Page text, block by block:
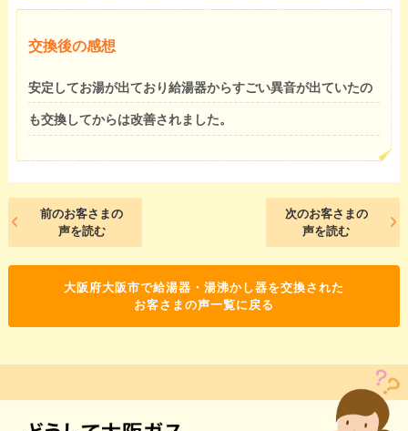
交換後の感想
安定してお湯が出ており給湯器からすごい異音が出ていたの
も交換してからは改善されました。
前のお客さまの
声を読む
次のお客さまの
声を読む
大阪府大阪市で給湯器・湯沸かし器を交換された
お客さまの声一覧に戻る